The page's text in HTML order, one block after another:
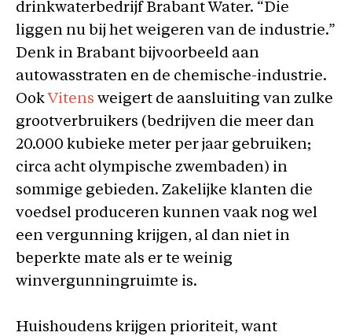
drinkwaterbedrijf Brabant Water. “Die
liggen nu bij het weigeren van de industrie.”
Denk in Brabant bijvoorbeeld aan
autowasstraten en de chemische-industrie.
Ook Vitens weigert de aansluiting van zulke
grootverbruikers (bedrijven die meer dan
20.000 kubieke meter per jaar gebruiken;
circa acht olympische zwembaden) in
sommige gebieden. Zakelijke klanten die
voedsel produceren kunnen vaak nog wel
een vergunning krijgen, al dan niet in
beperkte mate als er te weinig
winvergunningruimte is.
Huishoudens krijgen prioriteit, want